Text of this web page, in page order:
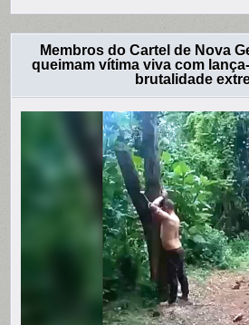
Membros do Cartel de Nova
queimam vítima viva com
brutalidade